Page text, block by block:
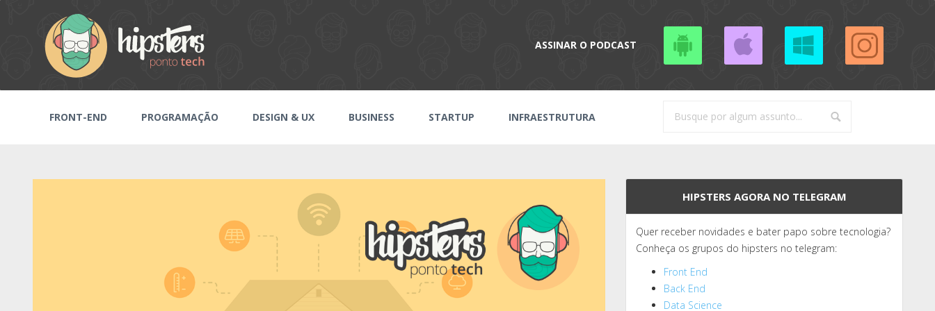
ASSINAR O PODCAST
FRONT-END PROGRAMAÇÃO DESIGN & UX BUSINESS STARTUP INFRAESTRUTURA
HIPSTERS AGORA NO TELEGRAM
Quer receber novidades e bater papo sobre tecnologia?
Conheça os grupos do hipsters no telegram:
Front End
Back End
Data Science